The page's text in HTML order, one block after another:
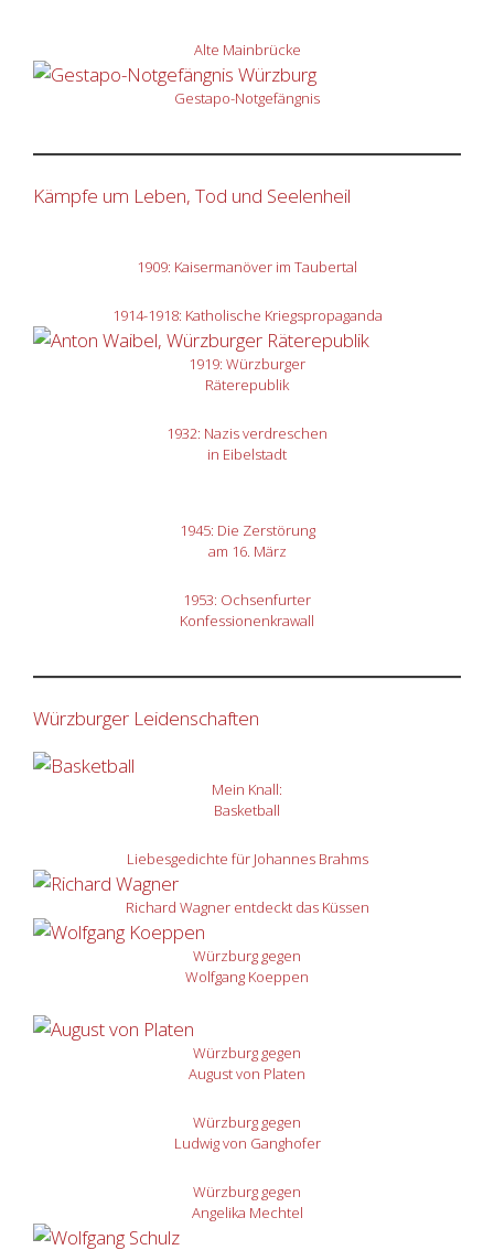
Alte Mainbrücke
Gestapo-Notgefängnis
Kämpfe um Leben, Tod und Seelenheil
1909: Kaisermanöver im Taubertal
1914-1918: Katholische Kriegspropaganda
1919: Würzburger
Räterepublik
1932: Nazis verdreschen
in Eibelstadt
1945: Die Zerstörung
am 16. März
1953: Ochsenfurter
Konfessionenkrawall
Würzburger Leidenschaften
Mein Knall:
Basketball
Liebesgedichte für Johannes Brahms
Richard Wagner entdeckt das Küssen
Würzburg gegen
Wolfgang Koeppen
Würzburg gegen
August von Platen
Würzburg gegen
Ludwig von Ganghofer
Würzburg gegen
Angelika Mechtel